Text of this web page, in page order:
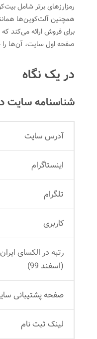
رمزارزهای برتر شامل
همچنین آلت‌کوین‌ها همانند
برای فروش ارائه می‌کند
صفحه اول سایت، آن‌ها را
در یک نگاه
شناسنامه سایت
آدرس سایت
اینستاگرام
تلگرام
کاربری
رتبه در الکسای ایران
(اسفند 99)
صفحه پشتیبانی
لینک ثبت ‌نام